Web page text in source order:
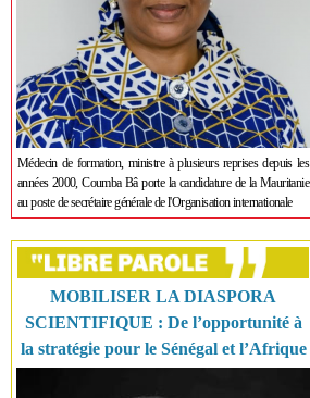
Médecin de formation, ministre à plusieurs reprises depuis les
années 2000, Coumba Bâ porte la candidature de la Mauritanie
au poste de secrétaire générale de l'Organisation internationale
MOBILISER LA DIASPORA
SCIENTIFIQUE : De l’opportunité à
la stratégie pour le Sénégal et l’Afrique